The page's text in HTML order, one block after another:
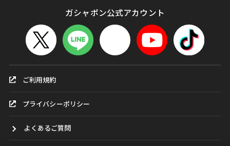
ガシャポン公式アカウント
ご利用規約
プライバシーポリシー
よくあるご質問